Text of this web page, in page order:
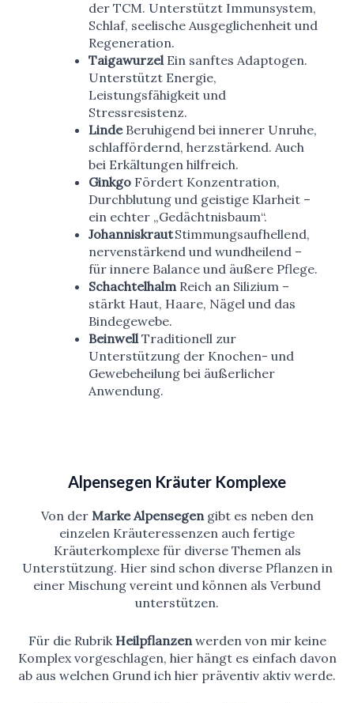
der TCM. Unterstützt Immunsystem,
Schlaf, seelische Ausgeglichenheit und
Regeneration.
Taigawurzel Ein sanftes Adaptogen.
Unterstützt Energie,
Leistungsfähigkeit und
Stressresistenz.
Linde Beruhigend bei innerer Unruhe,
schlaffördernd, herzstärkend. Auch
bei Erkältungen hilfreich.
Ginkgo Fördert Konzentration,
Durchblutung und geistige Klarheit –
ein echter „Gedächtnisbaum“.
JohanniskrautStimmungsaufhellend,
nervenstärkend und wundheilend –
für innere Balance und äußere Pflege.
SchachtelhalmReich an Silizium –
stärkt Haut, Haare, Nägel und das
Bindegewebe.
BeinwellTraditionell zur
Unterstützung der Knochen- und
Gewebeheilung bei äußerlicher
Anwendung.
Alpensegen Kräuter Komplexe
Von der Marke Alpensegengibt es neben den
einzelen Kräuteressenzen auch fertige
Kräuterkomplexe für diverse Themen als
Unterstützung. Hier sind schon diverse Pflanzen in
einer Mischung vereint und können als Verbund
unterstützen.
Für die Rubrik Heilpflanzenwerden von mir keine
Komplex vorgeschlagen, hier hängt es einfach davon
ab aus welchen Grund ich hier präventiv aktiv werde.